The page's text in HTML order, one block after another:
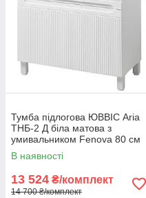
Тумба підлогова ЮВВІС Aria
ТНБ-2 Д біла матова з
умивальником Fenova 80 см
В наявності
13 524 ₴/комплект
14 700 ₴/комплект